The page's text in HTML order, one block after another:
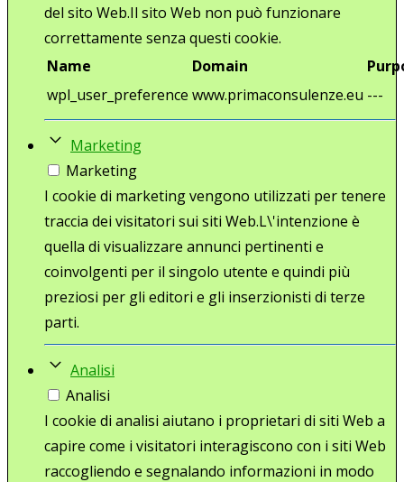
del sito Web.Il sito Web non può funzionare
correttamente senza questi cookie.
Name
Domain
wpl_user_preference www.primaconsulenze.eu ---
Marketing
Marketing
I cookie di marketing vengono utilizzati per tenere
traccia dei visitatori sui siti Web.L\'intenzione è
quella di visualizzare annunci pertinenti e
coinvolgenti per il singolo utente e quindi più
preziosi per gli editori e gli inserzionisti di terze
parti.
Analisi
Analisi
I cookie di analisi aiutano i proprietari di siti Web a
capire come i visitatori interagiscono con i siti Web
raccogliendo e segnalando informazioni in modo